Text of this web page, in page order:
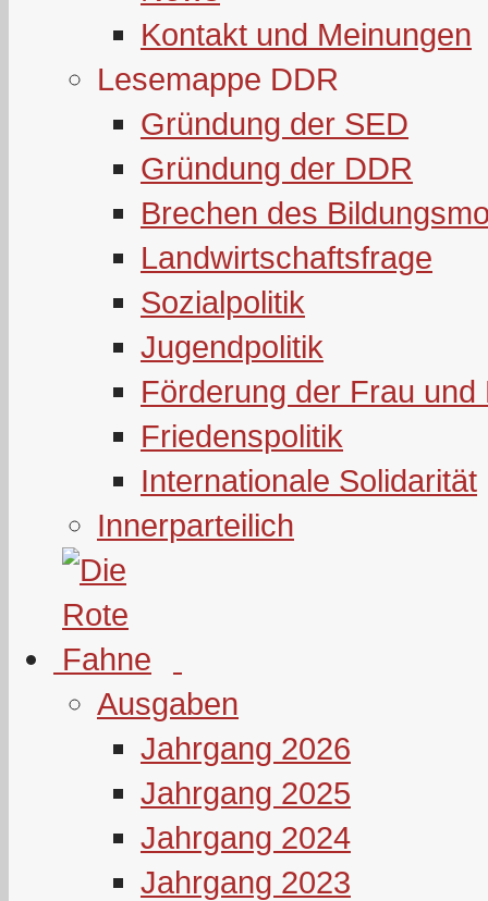
Kontakt und Meinungen
Lesemappe DDR
Gründung der SED
Gründung der DDR
Brechen des
Landwirtschaftsfrage
Sozialpolitik
Jugendpolitik
Förderung der Frau und
Friedenspolitik
Internationale Solidarität
Innerparteilich
Ausgaben
Jahrgang 2026
Jahrgang 2025
Jahrgang 2024
Jahrgang 2023